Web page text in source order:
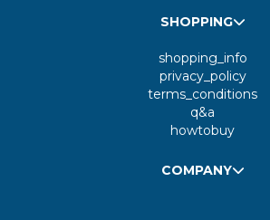
SHOPPING
shopping_info
privacy_policy
terms_conditions
q&a
howtobuy
COMPANY